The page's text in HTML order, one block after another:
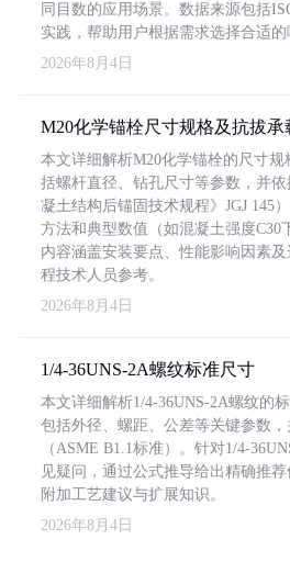
同目数的应用场景。数据来源包括
实践，帮助用户根据需求选择合适的
2026年8月4日
M20化学锚栓尺寸规格及抗拔承
本文详细解析M20化学锚栓的尺寸
括螺杆直径、钻孔尺寸等参数，并
凝土结构后锚固技术规程》JGJ 145
方法和典型数值（如混凝土强度C30
内容涵盖安装要点、性能影响因素
程技术人员参考。
2026年8月4日
1/4-36UNS-2A螺纹标准尺寸
本文详细解析1/4-36UNS-2A螺纹的
包括外径、螺距、公差等关键参数
（ASME B1.1标准）。针对1/4-
见疑问，通过公式推导给出精确推
附加工艺建议与扩展知识。
2026年8月4日